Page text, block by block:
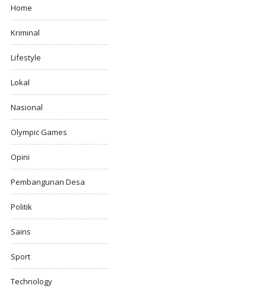
Home
Kriminal
Lifestyle
Lokal
Nasional
Olympic Games
Opini
Pembangunan Desa
Politik
Sains
Sport
Technology